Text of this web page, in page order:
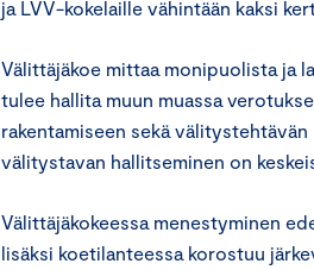
ja LVV-kokelaille vähintään kaksi
Välittäjäkoe mittaa monipuolista ja
tulee hallita muun muassa
rakentamiseen sekä
välitystavan hallitseminen on
Välittäjäkokeessa menestyminen
lisäksi koetilanteessa korostuu